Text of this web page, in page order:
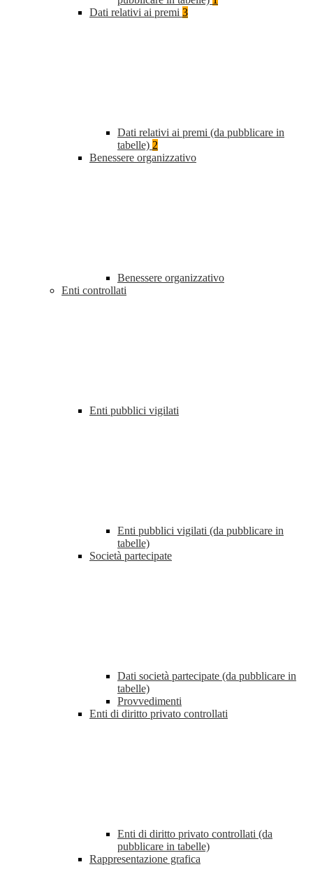
Dati relativi ai premi 3
Dati relativi ai premi (da pubblicare in
tabelle) 2
Benessere organizzativo
Benessere organizzativo
Enti controllati
Enti pubblici vigilati
Enti pubblici vigilati (da pubblicare in
tabelle)
Società partecipate
Dati società partecipate (da pubblicare in
tabelle)
Provvedimenti
Enti di diritto privato controllati
Enti di diritto privato controllati (da
pubblicare in tabelle)
Rappresentazione grafica